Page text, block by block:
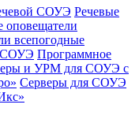
СОУЭ Речевые
оповещатели
всепогодные
СОУЭ Программное
и УРМ для СОУЭ с
Серверы для СОУЭ